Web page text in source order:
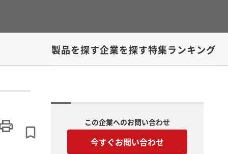
製品を探す企業を探す特集ランキング
この企業へのお問い合わせ
今すぐお問い合わせ